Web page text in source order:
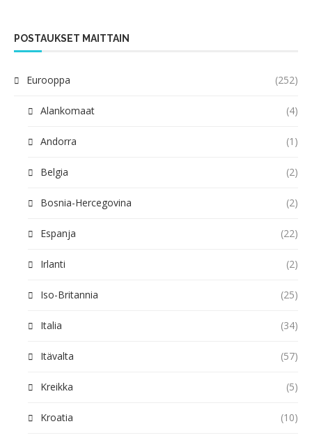
POSTAUKSET MAITTAIN
Eurooppa (252)
Alankomaat (4)
Andorra (1)
Belgia (2)
Bosnia-Hercegovina (2)
Espanja (22)
Irlanti (2)
Iso-Britannia (25)
Italia (34)
Itävalta (57)
Kreikka (5)
Kroatia (10)